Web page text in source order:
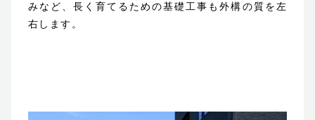
みなど、長く育てるための基礎工事も外構の質を左
右します。